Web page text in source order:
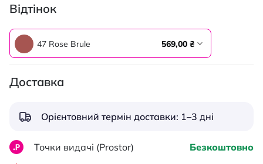
Відтінок
47 Rose Brule 569,00 ₴
Доставка
Орієнтовний термін доставки: 1–3 дні
Точки видачі (Prostor)
Безкоштовно